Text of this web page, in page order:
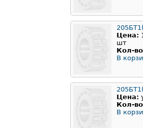
Цена:
шт
Кол-
В
Цена:
Кол-
В